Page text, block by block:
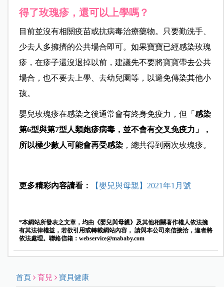
得了玫瑰疹，還可以上學嗎？
目前並沒有相關疫苗或抗病毒治療藥物。只要勤洗手、
少去人多擁擠的公共場合即可。如果寶寶已經感染玫瑰
疹，在疹子還沒退掉以前，建議先不要將寶寶帶去公共
場合，也不要去上學、去幼兒園等，以避免傳染其他小
孩。
嬰兒玫瑰疹在感染之後通常會有終身免疫力，但「 感染
第6型與第7型人類皰疹病毒，並不會有交叉免疫力」
，
所以極少數人可能會再受感染，總共得到兩次玫瑰疹。
更多精彩內容請看： 【嬰兒與母親】2021年1月號
*本網站所發表之文章，均由《嬰兒與母親》及其他相關著作權人依法擁
有其法律權益，若欲引用或轉載網站內容， 請與本公司來信接洽，違者將
依法處理。聯絡信箱： webservice@mababy.com
首頁 育兒 寶貝健康